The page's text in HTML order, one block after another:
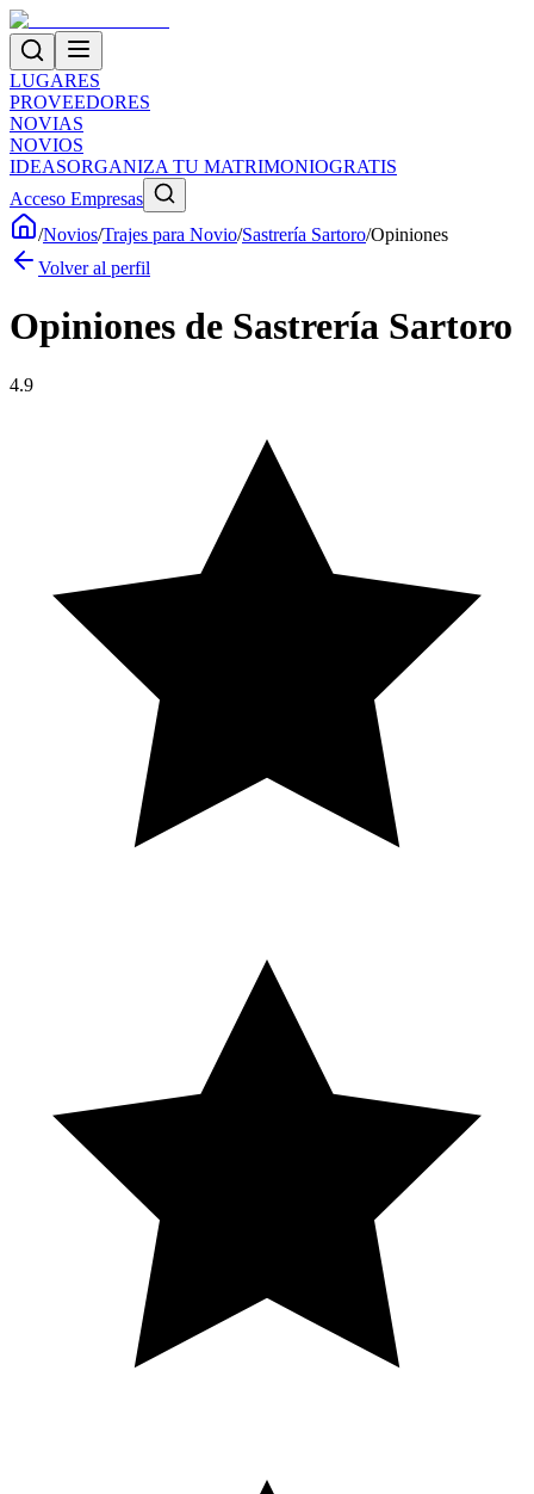
LUGARES
PROVEEDORES
NOVIAS
NOVIOS
IDEASORGANIZA TU MATRIMONIOGRATIS
Acceso Empresas
/Novios/Trajes para Novio/Sastrería Sartoro/Opiniones
Volver al perfil
Opiniones de Sastrería Sartoro
4.9